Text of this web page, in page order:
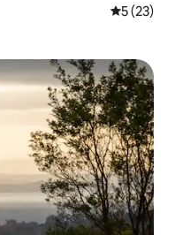
5 av 5 i
5 (23)